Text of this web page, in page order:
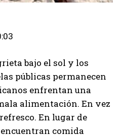
bajo el sol y los
públicas permanecen
enfrentan una
alimentación. En vez
En lugar de
comida